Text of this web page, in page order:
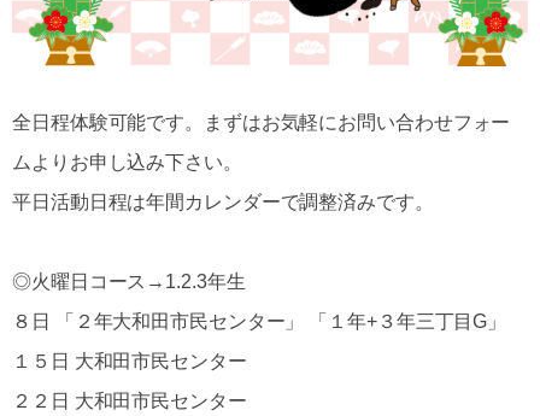
全日程体験可能です。まずはお気軽にお問い合わせフォー
ムよりお申し込み下さい。
平日活動日程は年間カレンダーで調整済みです。
◎火曜日コース→1.2.3年生
８日 「２年大和田市民センター」 「１年+３年三丁目G」
１５日 大和田市民センター
２２日 大和田市民センター